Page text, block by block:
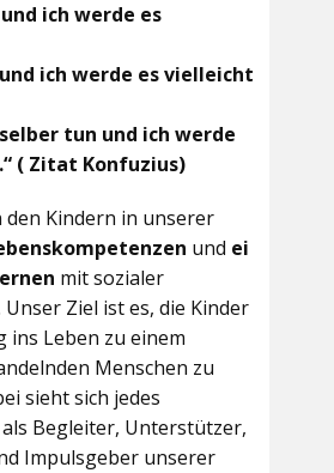
ich werde es
ich werde es vielleicht
tun und ich werde
( Zitat Konfuzius)
Kindern in unserer
und ei
mit sozialer
Ziel ist es, die Kinder
ins Leben zu einem
Menschen zu
sieht sich jedes
Begleiter, Unterstützer,
Impulsgeber unserer